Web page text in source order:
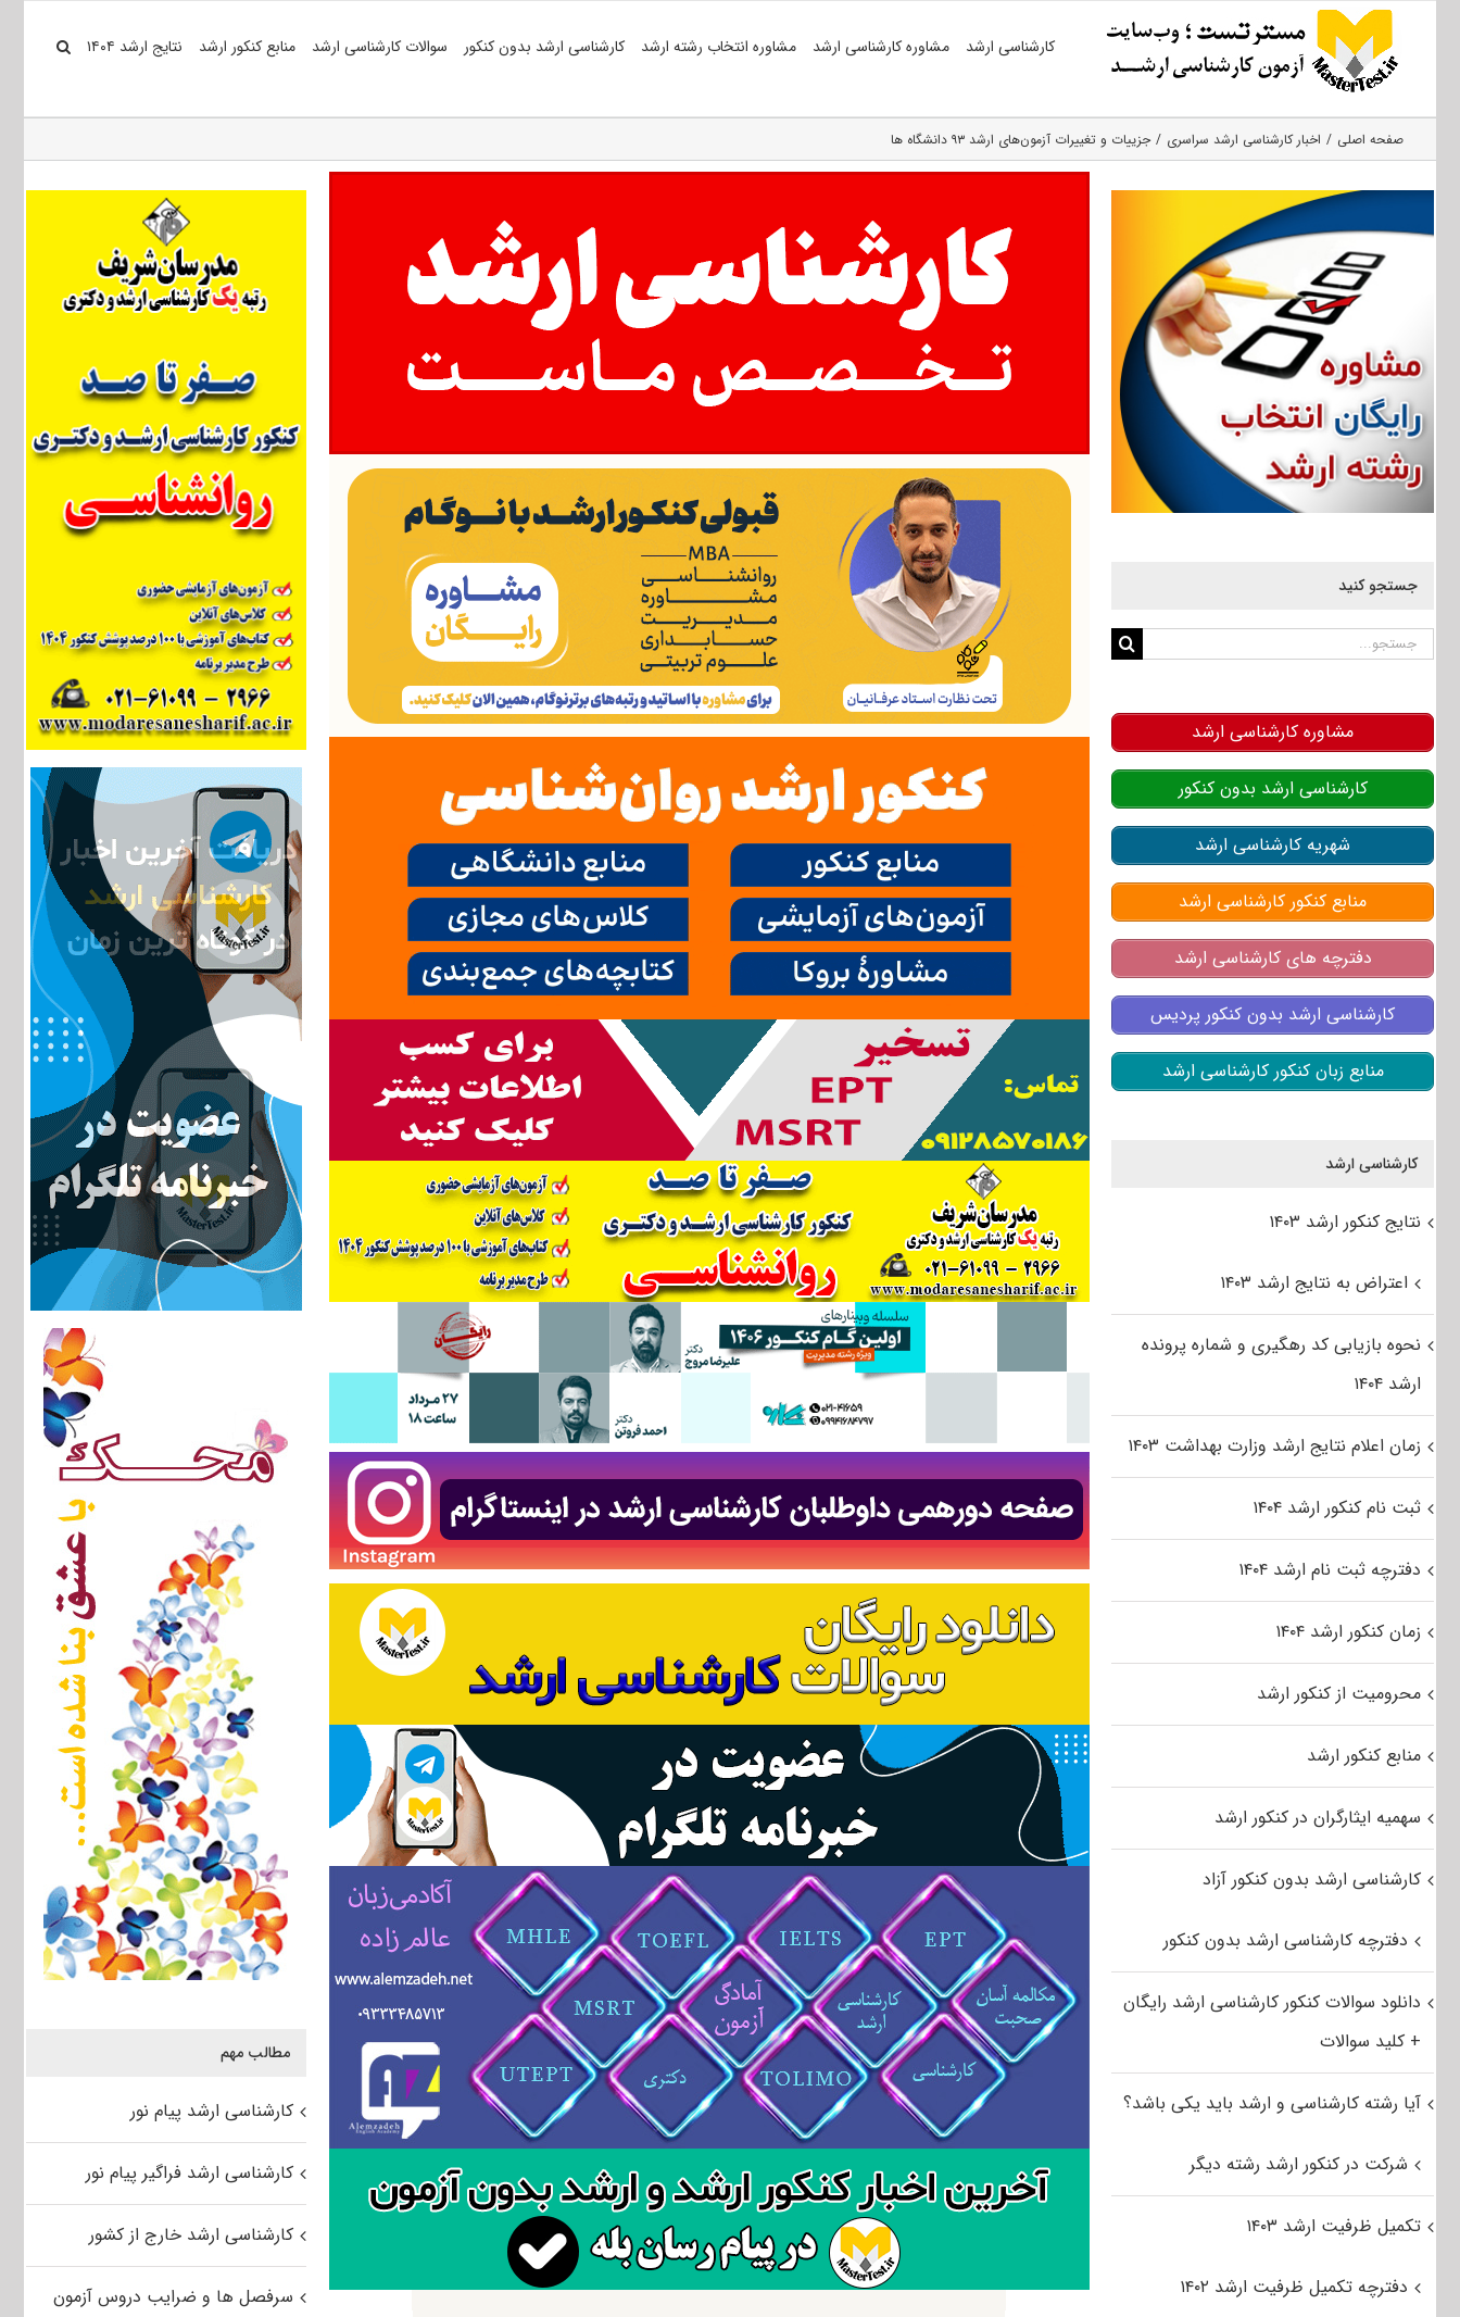
کارشناسی ارشد مشاوره کارشناسی ارشد مشاوره انتخاب رشته ارشد کارشناسی ارشد بدون کنکور سوالات کارشناسی ارشد منابع کنکور ارشد نتایج ارشد ۱۴۰۴
صفحه اصلی اخبار کارشناسی ارشد سراسری جزییات و تغییرات آزمون‌های ارشد ۹۳ دانشگاه ها
مطالب مهم
کارشناسی ارشد پیام نور
کارشناسی ارشد فراگیر پیام نور
کارشناسی ارشد خارج از کشور
سرفصل ها و ضرایب دروس آزمون
جستجو کنید
جستجو
مشاوره کارشناسی ارشد
کارشناسی ارشد بدون کنکور
شهریه کارشناسی ارشد
منابع کنکور کارشناسی ارشد
دفترچه های کارشناسی ارشد
کارشناسی ارشد بدون کنکور پردیس
منابع زبان کنکور کارشناسی ارشد
کارشناسی ارشد
نتایج کنکور ارشد ۱۴۰۳
اعتراض به نتایج ارشد ۱۴۰۳
نحوه بازیابی کد رهگیری و شماره پرونده
ارشد ۱۴۰۴
زمان اعلام نتایج ارشد وزارت بهداشت ۱۴۰۳
ثبت نام کنکور ارشد ۱۴۰۴
دفترچه ثبت نام ارشد ۱۴۰۴
زمان کنکور ارشد ۱۴۰۴
محرومیت از کنکور ارشد
منابع کنکور ارشد
سهمیه ایثارگران در کنکور ارشد
کارشناسی ارشد بدون کنکور آزاد
دفترچه کارشناسی ارشد بدون کنکور
دانلود سوالات کنکور کارشناسی ارشد رایگان
+ کلید سوالات
آیا رشته کارشناسی و ارشد باید یکی باشد؟
شرکت در کنکور ارشد رشته دیگر
تکمیل ظرفیت ارشد ۱۴۰۳
دفترچه تکمیل ظرفیت ارشد ۱۴۰۲